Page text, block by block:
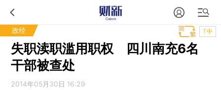
政经 T中
失职渎职滥用职权 四川南充6名
干部被查处
2014年05月30日 16:29